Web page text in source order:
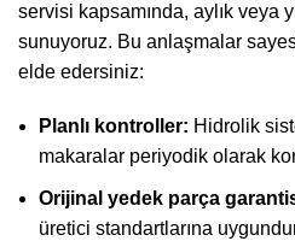
servisi kapsamında, aylık veya
sunuyoruz. Bu anlaşmalar
elde edersiniz:
Planlı kontroller: Hidrolik
makaralar periyodik olarak
Orijinal yedek parça
üretici standartlarına